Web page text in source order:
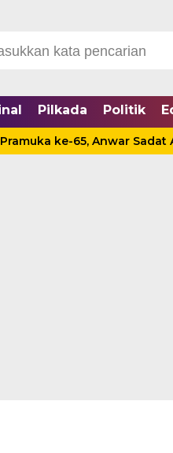
Pilkada Politik
ke-65, Anwar Sadat Ajak